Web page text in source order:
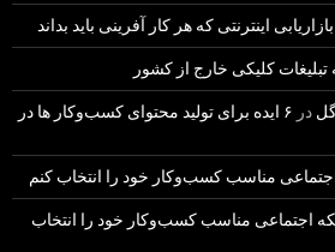
کلیکی خارج از کشور
در
۶ ایده برای تولید محتوای کسب‌و‌کار ها در
مناسب کسب‌وکار خود را انتخاب کنم
اجتماعی مناسب کسب‌وکار خود را انتخاب